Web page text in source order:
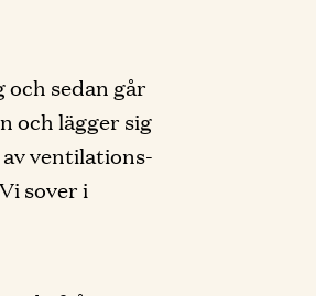
och sedan går
och lägger sig
ventilations-
sover i